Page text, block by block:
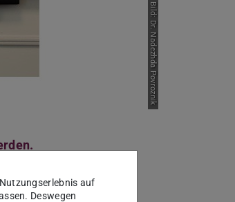
Bild: Dr. Nadezhda Povroznik
finden
auf
Deswegen